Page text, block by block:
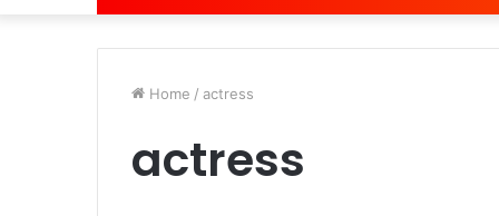
Home / actress
actress